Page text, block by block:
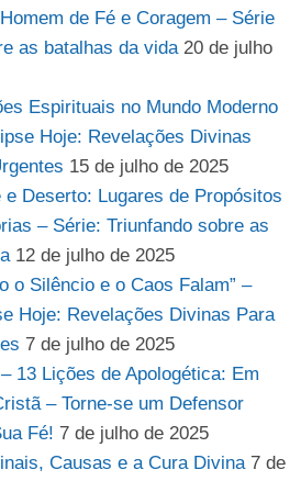
de Fé e Coragem – Série
as batalhas da vida 20 de julho
Espirituais no Mundo Moderno
Hoje: Revelações Divinas
15 de julho de 2025
e Deserto: Lugares de Propósitos
– Série: Triunfando sobre as
12 de julho de 2025
o Silêncio e o Caos Falam” –
Hoje: Revelações Divinas Para
7 de julho de 2025
13 Lições de Apologética: Em
– Torne-se um Defensor
Fé! 7 de julho de 2025
Causas e a Cura Divina 7 de